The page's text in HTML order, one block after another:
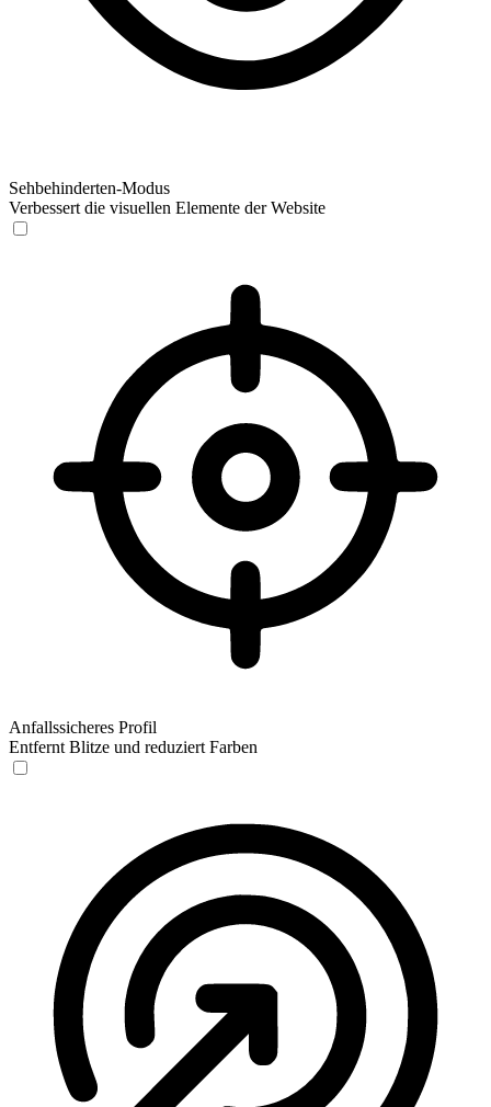
Sehbehinderten-Modus
Verbessert die visuellen Elemente der Website
Anfallssicheres Profil
Entfernt Blitze und reduziert Farben